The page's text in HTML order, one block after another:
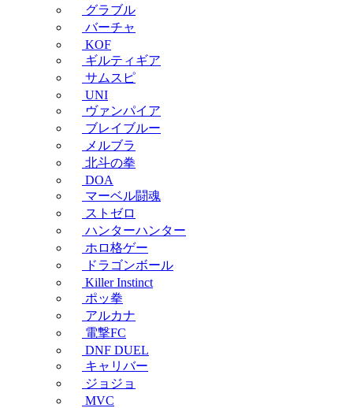
グラブル
バーチャ
KOF
ギルティギア
サムスピ
UNI
ヴァンパイア
ブレイブルー
メルブラ
北斗の拳
DOA
マーベル闘魂
ストゼロ
ハンターハンター
ホロ格ゲー
ドラゴンボール
Killer Instinct
ポッ拳
アルカナ
電撃FC
DNF DUEL
キャリバー
ジョジョ
MVC